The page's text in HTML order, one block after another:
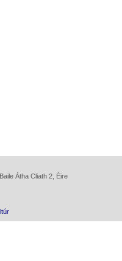
Átha Cliath 2, Éire